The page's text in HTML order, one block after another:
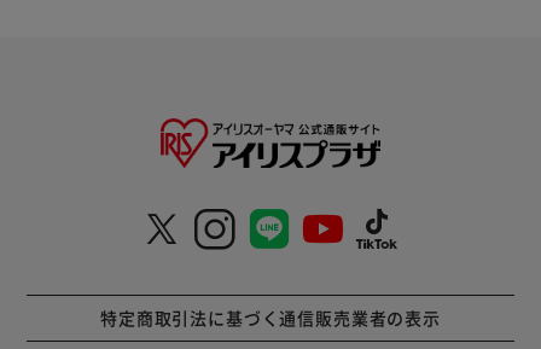
特定商取引法に基づく通信販売業者の表示